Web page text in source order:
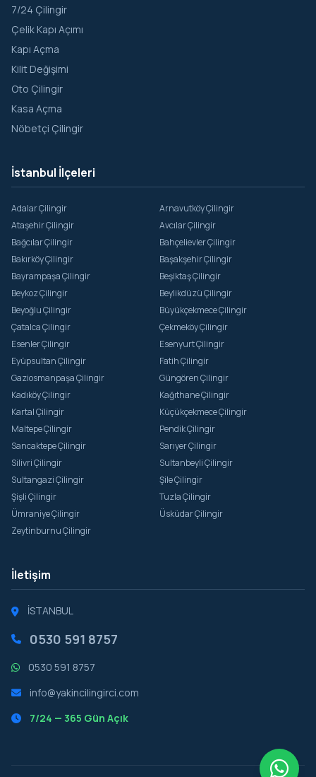
7/24 Çilingir
Çelik Kapı Açımı
Kapı Açma
Kilit Değişimi
Oto Çilingir
Kasa Açma
Nöbetçi Çilingir
İstanbul İlçeleri
Adalar Çilingir
Arnavutköy Çilingir
Ataşehir Çilingir
Avcılar Çilingir
Bağcılar Çilingir
Bahçelievler Çilingir
Bakırköy Çilingir
Başakşehir Çilingir
Bayrampaşa Çilingir
Beşiktaş Çilingir
Beykoz Çilingir
Beylikdüzü Çilingir
Beyoğlu Çilingir
Büyükçekmece Çilingir
Çatalca Çilingir
Çekmeköy Çilingir
Esenler Çilingir
Esenyurt Çilingir
Eyüpsultan Çilingir
Fatih Çilingir
Gaziosmanpaşa Çilingir
Güngören Çilingir
Kadıköy Çilingir
Kağıthane Çilingir
Kartal Çilingir
Küçükçekmece Çilingir
Maltepe Çilingir
Pendik Çilingir
Sancaktepe Çilingir
Sarıyer Çilingir
Silivri Çilingir
Sultanbeyli Çilingir
Sultangazi Çilingir
Şile Çilingir
Şişli Çilingir
Tuzla Çilingir
Ümraniye Çilingir
Üsküdar Çilingir
Zeytinburnu Çilingir
İletişim
İSTANBUL
0530 591 8757
0530 591 8757
info@yakincilingirci.com
7/24 — 365 Gün Açık